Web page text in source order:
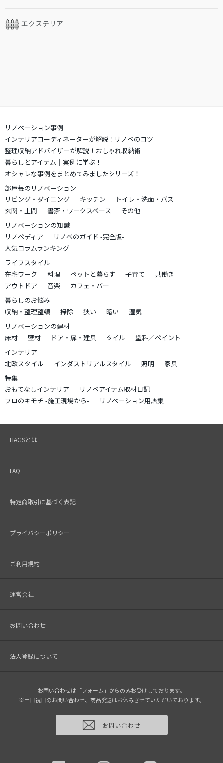
エクステリア
リノベーション事例
インテリアコーディネーターが解説！リノベのコツ
整理収納アドバイザーが解説！おしゃれ収納術
暮らしとアイテム｜実例に学ぶ！
オシャレな事例をまとめてみましたシリーズ！
部屋毎のリノベーション
リビング・ダイニング
キッチン
トイレ・洗面・バス
玄関・土間
書斎・ワークスペース
その他
リノベーションの知識
リノペディア
リノベのガイド -完全版-
人気コラムランキング
ライフスタイル
在宅ワーク
料理 ペットと暮らす 子育て
共働き
アウトドア
音楽
カフェ・バー
暮らしのお悩み
収納・整理整頓
掃除 狭い 暗い
湿気
リノベーションの建材
床材
壁材 ドア・扉・建具 タイル
塗料／ペイント
インテリア
北欧スタイル
インダストリアルスタイル 照明
家具
特集
おもてなしインテリア
リノベアイテム取材日記
プロのキモチ -施工現場から-
リノベーション用語集
HAGSとは
FAQ
特定商取引に基づく表記
プライバシーポリシー
ご利用規約
運営会社
お問い合わせ
法人登録について
お問い合わせは「フォーム」からのみお受けしております。
※土日祝日のお問い合わせ、商品発送はお休みさせていただいております。
お問い合わせ